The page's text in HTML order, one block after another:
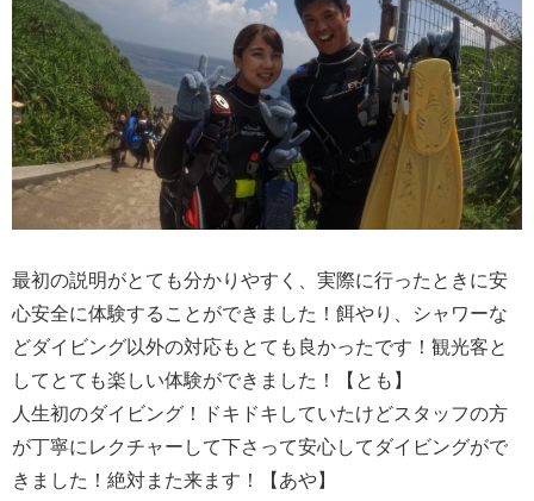
最初の説明がとても分かりやすく、実際に行ったときに安
心安全に体験することができました！餌やり、シャワーな
どダイビング以外の対応もとても良かったです！観光客と
してとても楽しい体験ができました！【とも】
人生初のダイビング！ドキドキしていたけどスタッフの方
が丁寧にレクチャーして下さって安心してダイビングがで
きました！絶対また来ます！【あや】